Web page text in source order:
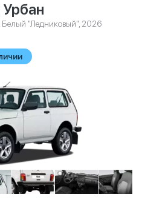
Урбан
"Ледниковый", 2026